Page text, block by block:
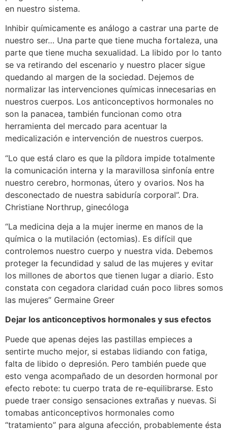
en nuestro sistema.
Inhibir químicamente es análogo a castrar una parte de
nuestro ser… Una parte que tiene mucha fortaleza, una
parte que tiene mucha sexualidad. La libido por lo tanto
se va retirando del escenario y nuestro placer sigue
quedando al margen de la sociedad. Dejemos de
normalizar las intervenciones químicas innecesarias en
nuestros cuerpos. Los anticonceptivos hormonales no
son la panacea, también funcionan como otra
herramienta del mercado para acentuar la
medicalización e intervención de nuestros cuerpos.
“Lo que está claro es que la píldora impide totalmente
la comunicación interna y la maravillosa sinfonía entre
nuestro cerebro, hormonas, útero y ovarios. Nos ha
desconectado de nuestra sabiduría corporal”. Dra.
Christiane Northrup, ginecóloga
“La medicina deja a la mujer inerme en manos de la
química o la mutilación (ectomias). Es difícil que
controlemos nuestro cuerpo y nuestra vida. Debemos
proteger la fecundidad y salud de las mujeres y evitar
los millones de abortos que tienen lugar a diario. Esto
constata con cegadora claridad cuán poco libres somos
las mujeres” Germaine Greer
Dejar los anticonceptivos hormonales y sus efectos
Puede que apenas dejes las pastillas empieces a
sentirte mucho mejor, si estabas lidiando con fatiga,
falta de libido o depresión. Pero también puede que
esto venga acompañado de un desorden hormonal por
efecto rebote: tu cuerpo trata de re-equilibrarse. Esto
puede traer consigo sensaciones extrañas y nuevas. Si
tomabas anticonceptivos hormonales como
“tratamiento” para alguna afección, probablemente ésta